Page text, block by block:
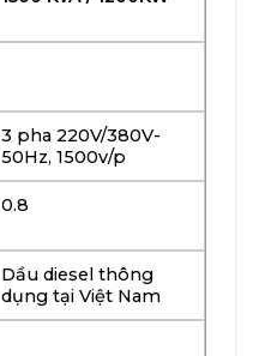
3 pha 220V/380V-
50Hz, 1500v/p
0.8
Dầu diesel thông
dụng tại Việt Nam